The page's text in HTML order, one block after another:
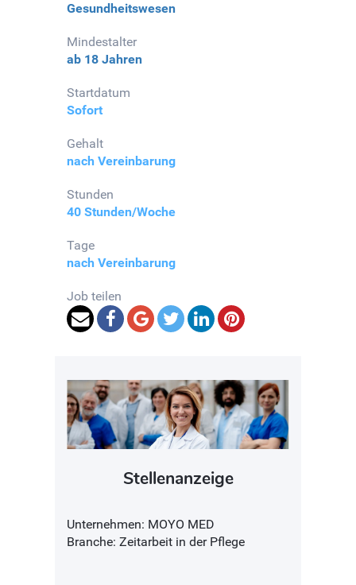
Gesundheitswesen
Mindestalter
ab 18 Jahren
Startdatum
Sofort
Gehalt
nach Vereinbarung
Stunden
40 Stunden/Woche
Tage
nach Vereinbarung
Job teilen
Stellenanzeige
Unternehmen: MOYO MED
Branche: Zeitarbeit in der Pflege